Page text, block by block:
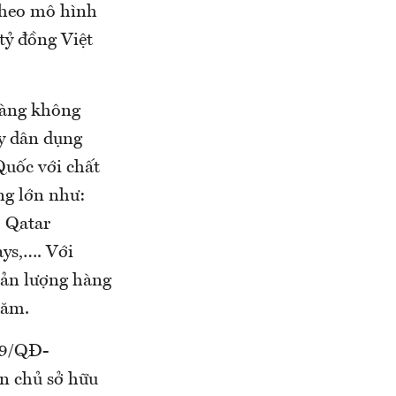
mô hình
đồng Việt
không
dân dụng
với chất
lớn như:
Qatar
Với
lượng hàng
QĐ-
chủ sở hữu